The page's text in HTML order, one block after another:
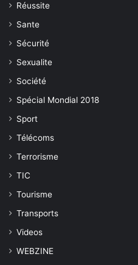
Réussite
Sante
Sécurité
Sexualite
Société
Spécial Mondial 2018
Sport
Télécoms
Terrorisme
TIC
Tourisme
Transports
Videos
WEBZINE